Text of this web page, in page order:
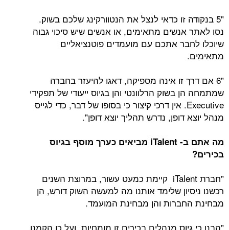
"5 בנקודה זו כדאי לנצל את הנטוורקינג שלכם בשוק.
נסו לאתר אנשים מתאימים, או אנשים שיש סיכוי גבוה
שיוכלו לחבר אתכם עם מועמדים פוטנציאליים
מתאימים.
"6 אם דרך זו אינה מספיקה, דאגו להיעזר בחברה
שמתמחה הן בשוק הרלוונטי והן בגיוס ייעודי של תפקידי
Executive. אין דרכי קיצור כי בסופו של דבר, כדי לגייס
מנהל יוצא דופן, נדרש תהליך יוצא דופן".
מה אתם ב-
מביאים כערך מוסף בגיוס
בכירים?
"חברת iTalent קיימת כמעט עשור, במרוצת השנים
רכשנו ניסיון שלימד אותנו מה למעשה השוק דורש, הן
מבחינת החברות והן מבחינת המועמד.
"הבנו כי גיוס מנהלים בכירים זו מומחיות, ועל כן הקמנו